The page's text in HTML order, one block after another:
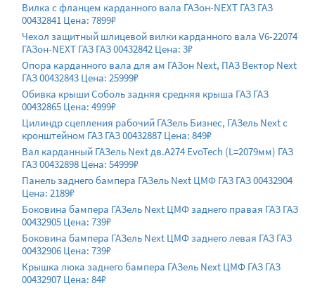
Вилка с фланцем карданного вала ГАЗон-NEXT ГАЗ ГАЗ
00432841 Цена: 7899₽
Чехол защитный шлицевой вилки карданного вала V6-22074
ГАЗон-NEXT ГАЗ ГАЗ 00432842 Цена: 3₽
Опора карданного вала для ам ГАЗон Next, ПАЗ Вектор Next
ГАЗ 00432843 Цена: 25999₽
Обивка крыши Соболь задняя средняя крыша ГАЗ ГАЗ
00432865 Цена: 4999₽
Цилиндр сцепления рабочий ГАЗель Бизнес, ГАЗель Next с
кронштейном ГАЗ ГАЗ 00432887 Цена: 849₽
Вал карданный ГАЗель Next дв.A274 EvoTech (L=2079мм) ГАЗ
ГАЗ 00432898 Цена: 54999₽
Панель заднего бампера ГАЗель Next ЦМФ ГАЗ ГАЗ 00432904
Цена: 2189₽
Боковина бампера ГАЗель Next ЦМФ заднего правая ГАЗ ГАЗ
00432905 Цена: 739₽
Боковина бампера ГАЗель Next ЦМФ заднего левая ГАЗ ГАЗ
00432906 Цена: 739₽
Крышка люка заднего бампера ГАЗель Next ЦМФ ГАЗ ГАЗ
00432907 Цена: 84₽